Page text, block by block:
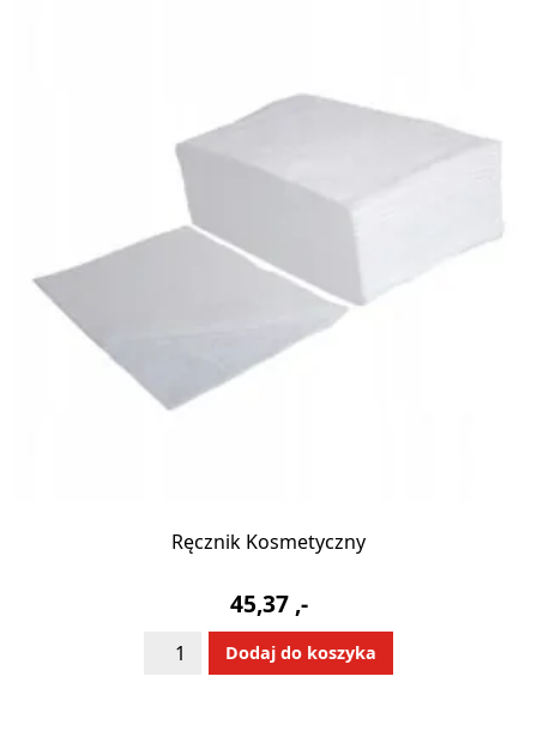
Ręcznik Kosmetyczny
45,37 ,-
ilość
Ręcznik
Dodaj do koszyka
Alternative: